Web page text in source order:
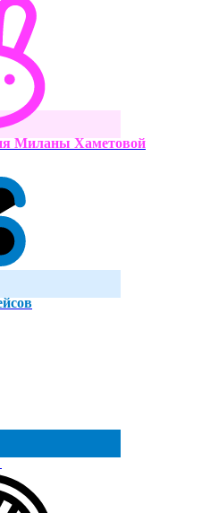
Миланы Хаметовой